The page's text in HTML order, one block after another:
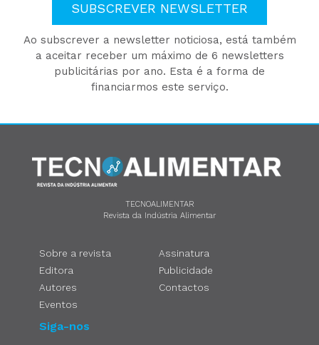
SUBSCREVER NEWSLETTER
Ao subscrever a newsletter noticiosa, está também
a aceitar receber um máximo de 6 newsletters
publicitárias por ano. Esta é a forma de
financiarmos este serviço.
TECNOALIMENTAR
Revista da Indústria Alimentar
Sobre a revista
Editora
Autores
Eventos
Assinatura
Publicidade
Contactos
Siga-nos